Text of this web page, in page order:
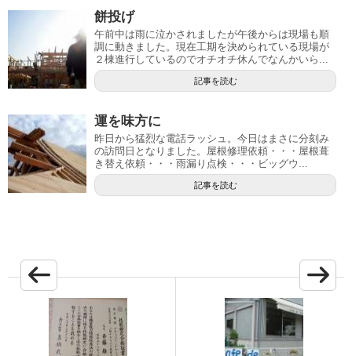
餅投げ
午前中は雨に泣かされましたが午後からは現場も順
調に動きました。現在工期を決められている現場が
２棟進行しているのでオチオチ休んでなんかいら...
記事を読む
運を味方に
昨日から猛烈な電話ラッシュ。今日はまさに分刻み
の訪問日となりました。屋根修理依頼・・・屋根葺
き替え依頼・・・雨漏り点検・・・ビッグウ...
記事を読む